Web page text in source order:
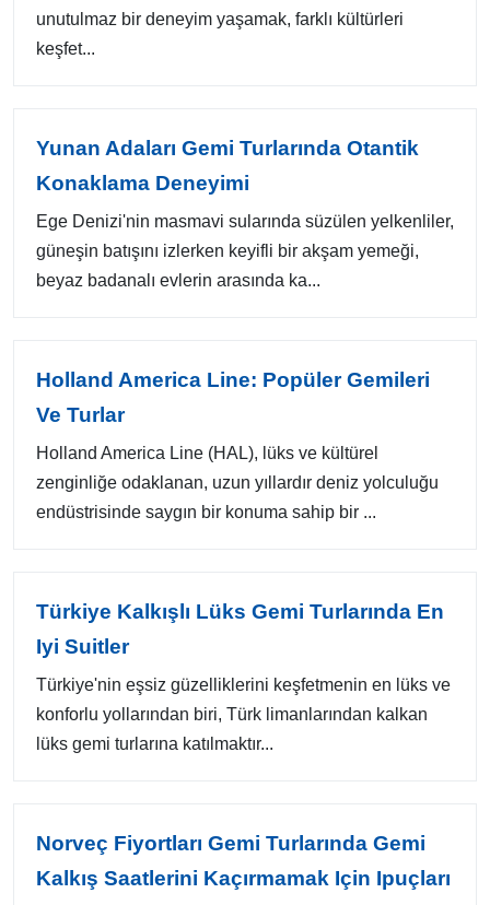
unutulmaz bir deneyim yaşamak, farklı kültürleri
keşfet...
Yunan Adaları Gemi Turlarında Otantik
Konaklama Deneyimi
Ege Denizi'nin masmavi sularında süzülen yelkenliler,
güneşin batışını izlerken keyifli bir akşam yemeği,
beyaz badanalı evlerin arasında ka...
Holland America Line: Popüler Gemileri
Ve Turlar
Holland America Line (HAL), lüks ve kültürel
zenginliğe odaklanan, uzun yıllardır deniz yolculuğu
endüstrisinde saygın bir konuma sahip bir ...
Türkiye Kalkışlı Lüks Gemi Turlarında En
Iyi Suitler
Türkiye'nin eşsiz güzelliklerini keşfetmenin en lüks ve
konforlu yollarından biri, Türk limanlarından kalkan
lüks gemi turlarına katılmaktır...
Norveç Fiyortları Gemi Turlarında Gemi
Kalkış Saatlerini Kaçırmamak Için Ipuçları